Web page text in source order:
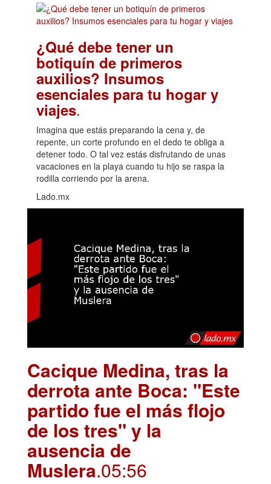
¿Qué debe tener un
botiquín de primeros
auxilios? Insumos
esenciales para tu hogar y
viajes.
Imagina que estás preparando la cena y, de
repente, un corte profundo en el dedo te obliga a
detener todo. O tal vez estás disfrutando de unas
vacaciones en la playa cuando tu hijo se raspa la
rodilla corriendo por la arena.
Lado.mx
Cacique Medina, tras la
derrota ante Boca: "Este
partido fue el más flojo
de los tres" y la
ausencia de
Muslera.05:56